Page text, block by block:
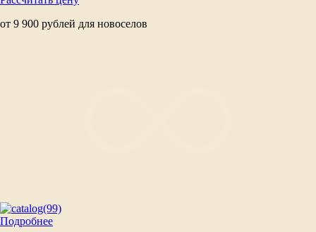
от 9 900 рублей для новоселов
Подробнее